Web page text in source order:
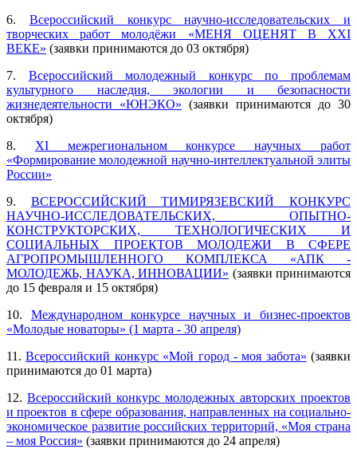
6. Всероссийский конкурс научно-исследовательских и
творческих работ молодёжи «МЕНЯ ОЦЕНЯТ В XXI
ВЕКЕ» (заявки принимаются до 03 октября)
7. Всероссийский молодежный конкурс по проблемам
культурного наследия, экологии и безопасности
жизнедеятельности «ЮНЭКО» (заявки принимаются до 30
октября)
8. ХI межрегиональном конкурсе научных работ
«Формирование молодежной научно-интеллектуальной элиты
России»
9.
ВСЕРОССИЙСКИЙ ТИМИРЯЗЕВСКИЙ КОНКУРС
НАУЧНО-ИССЛЕДОВАТЕЛЬСКИХ, ОПЫТНО-
КОНСТРУКТОРСКИХ, ТЕХНОЛОГИЧЕСКИХ И
СОЦИАЛЬНЫХ ПРОЕКТОВ МОЛОДЕЖИ В СФЕРЕ
АГРОПРОМЫШЛЕННОГО КОМПЛЕКСА «АПК -
МОЛОДЕЖЬ, НАУКА, ИННОВАЦИИ» (заявки принимаются
до 15 февраля и 15 октября)
10. Международном конкурсе научных и бизнес-проектов
«Молодые новаторы» (1 марта - 30 апреля)
11.Всероссийский конкурс «Мой город - моя забота» (заявки
принимаются до 01 марта)
12. Всероссийский конкурс молодежных авторских проектов
и проектов в сфере образования, направленных на социально-
экономическое развитие российских территорий, «Моя страна
– моя Россия» (заявки принимаются до 24 апреля)